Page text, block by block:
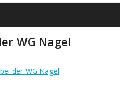
WG Nagel
der WG Nagel